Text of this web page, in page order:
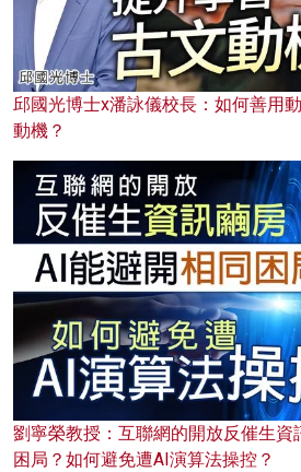
邱國光博士x潘詠儀校長：如何善用
動機？
劉寧榮教授：互聯網的開放反催生資
困局？如何避免遭AI演算法操控？